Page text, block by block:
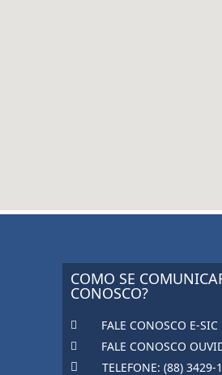
COMO SE
CONOSCO?
FALE CONOSCO E-SIC
FALE CONOSCO
TELEFONE: (88) 3429-